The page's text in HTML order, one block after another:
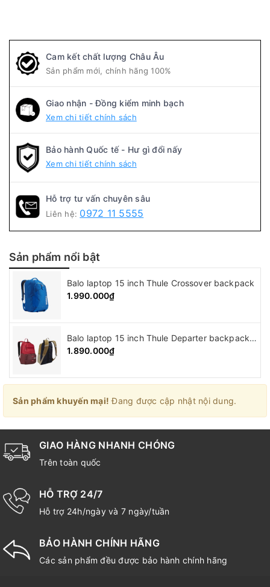
Cam kết chất lượng Châu Âu
Sản phẩm mới, chính hãng 100%
Giao nhận - Đồng kiểm minh bạch
Xem chi tiết chính sách
Bảo hành Quốc tế - Hư gì đổi nấy
Xem chi tiết chính sách
Hỗ trợ tư vấn chuyên sâu
Liên hệ: 0972 11 5555
Sản phẩm nổi bật
Balo laptop 15 inch Thule Crossover backpack
1.990.000₫
Balo laptop 15 inch Thule Departer backpack ( 21L )
1.890.000₫
Sản phẩm khuyến mại! Đang được cập nhật nội dung.
GIAO HÀNG NHANH CHÓNG
Trên toàn quốc
HỖ TRỢ 24/7
Hỗ trợ 24h/ngày và 7 ngày/tuần
BẢO HÀNH CHÍNH HÃNG
Các sản phẩm đều được bảo hành chính hãng